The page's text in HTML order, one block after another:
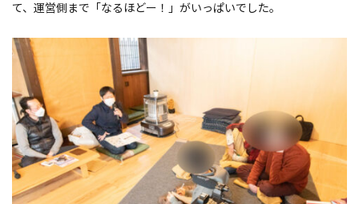
て、運営側まで「なるほどー！」がいっぱいでした。